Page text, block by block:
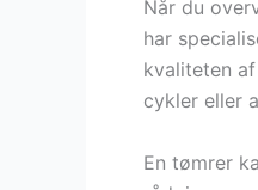
Når du
har
kvaliteten
cykler eller
En tømrer